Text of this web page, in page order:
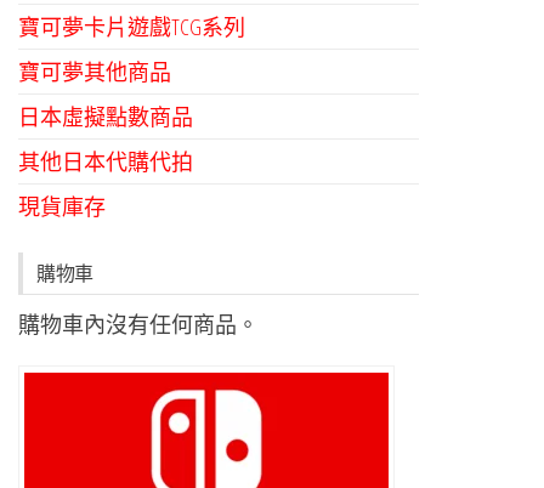
寶可夢卡片遊戲TCG系列
寶可夢其他商品
日本虛擬點數商品
其他日本代購代拍
現貨庫存
購物車
購物車內沒有任何商品。